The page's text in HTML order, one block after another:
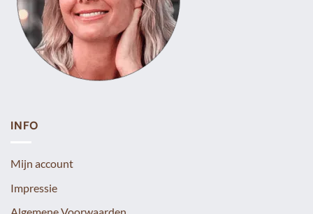
INFO
Mijn account
Impressie